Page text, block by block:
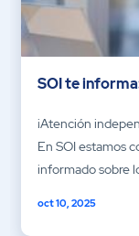
SOI te
¡Atención
En SOI estamos
informado sobre
oct 10, 2025